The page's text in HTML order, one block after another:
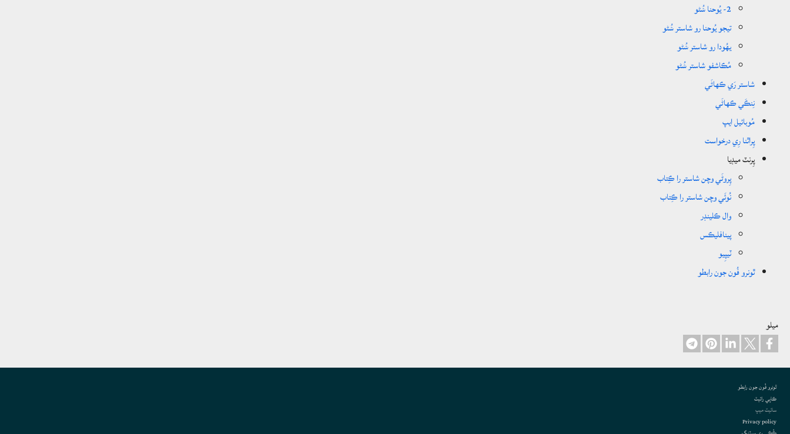
2- يُوحنا ݾُڻو
تيجو يُوحنا رو شاستر ݾُڻو
يھُودا رو شاستر ݾُڻو
مُڪاشفو شاستر ݾُڻو
شاستر رَي ڪھاڻَي
نِنڪَي ڪھاڻَي
مُوبائيل ايپ
پِراٿنا رِي درخواست
پِرنٽ ميڊيا
پِروڻَي وچن شاستر را ڪِتاب
نُوئَي وچن شاستر را ڪِتاب
وال ڪلينڊر
پينافليڪس
ٽيپِيو
ٿونرو فُون جون رابطو
ميلو
Footer
ٿونرو فُون جون رابطو
ڪاپي رائيٽ
سائيٽ ميپ
Privacy policy